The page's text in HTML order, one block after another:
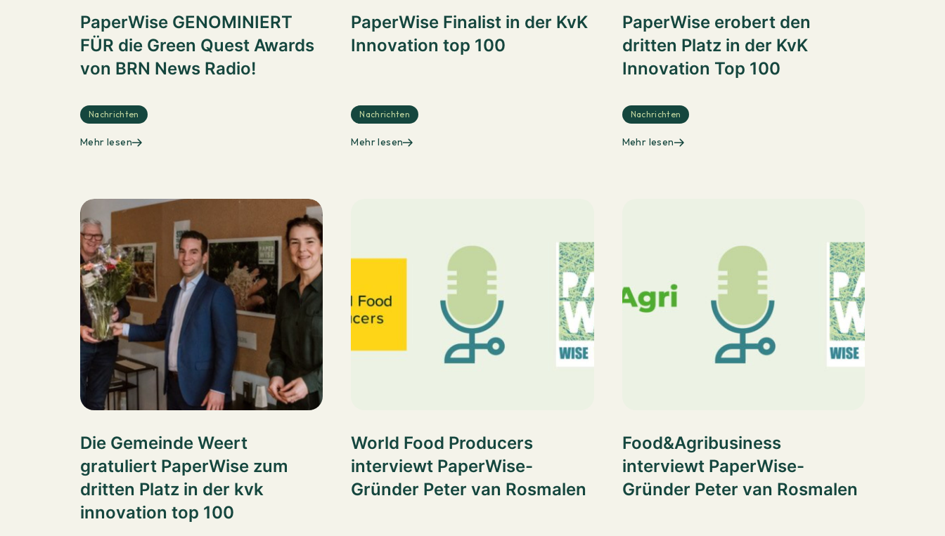
PaperWise GENOMINIERT
FÜR die Green Quest Awards
von BRN News Radio!
Nachrichten
Mehr lesen
PaperWise Finalist in der KvK
Innovation top 100
Nachrichten
Mehr lesen
PaperWise erobert den
dritten Platz in der KvK
Innovation Top 100
Nachrichten
Mehr lesen
Die Gemeinde Weert
gratuliert PaperWise zum
dritten Platz in der kvk
innovation top 100
World Food Producers
interviewt PaperWise-
Gründer Peter van Rosmalen
Food&Agribusiness
interviewt PaperWise-
Gründer Peter van Rosmalen